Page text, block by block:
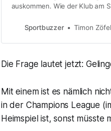
auskommen. Wie der Klub am
eine „kleine Muskelverletzung“
Sportbuzzer Timon
Die Frage lautet jetzt:
Mit einem ist es nämlich
in der Champions League
Heimspiel ist, sonst müsste